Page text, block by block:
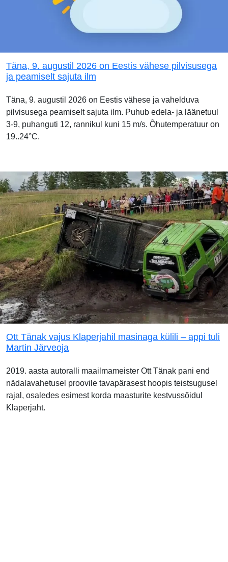
Täna, 9. augustil 2026 on Eestis vähese pilvisusega
ja peamiselt sajuta ilm
Täna, 9. augustil 2026 on Eestis vähese ja vahelduva
pilvisusega peamiselt sajuta ilm. Puhub edela- ja läänetuul
3-9, puhanguti 12, rannikul kuni 15 m/s. Õhutemperatuur on
19..24°C.
Ott Tänak vajus Klaperjahil masinaga külili – appi tuli
Martin Järveoja
2019. aasta autoralli maailmameister Ott Tänak pani end
nädalavahetusel proovile tavapärasest hoopis teistsugusel
rajal, osaledes esimest korda maasturite kestvussõidul
Klaperjaht.